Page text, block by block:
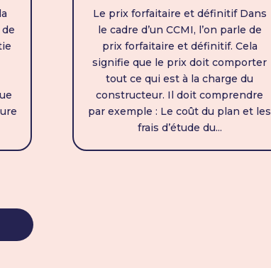
Le prix forfaitaire et définitif Dans
le cadre d’un CCMI, l’on parle de
prix forfaitaire et définitif. Cela
signifie que le prix doit comporter
tout ce qui est à la charge du
constructeur. Il doit comprendre
par exemple : Le coût du plan et les
frais d’étude du...